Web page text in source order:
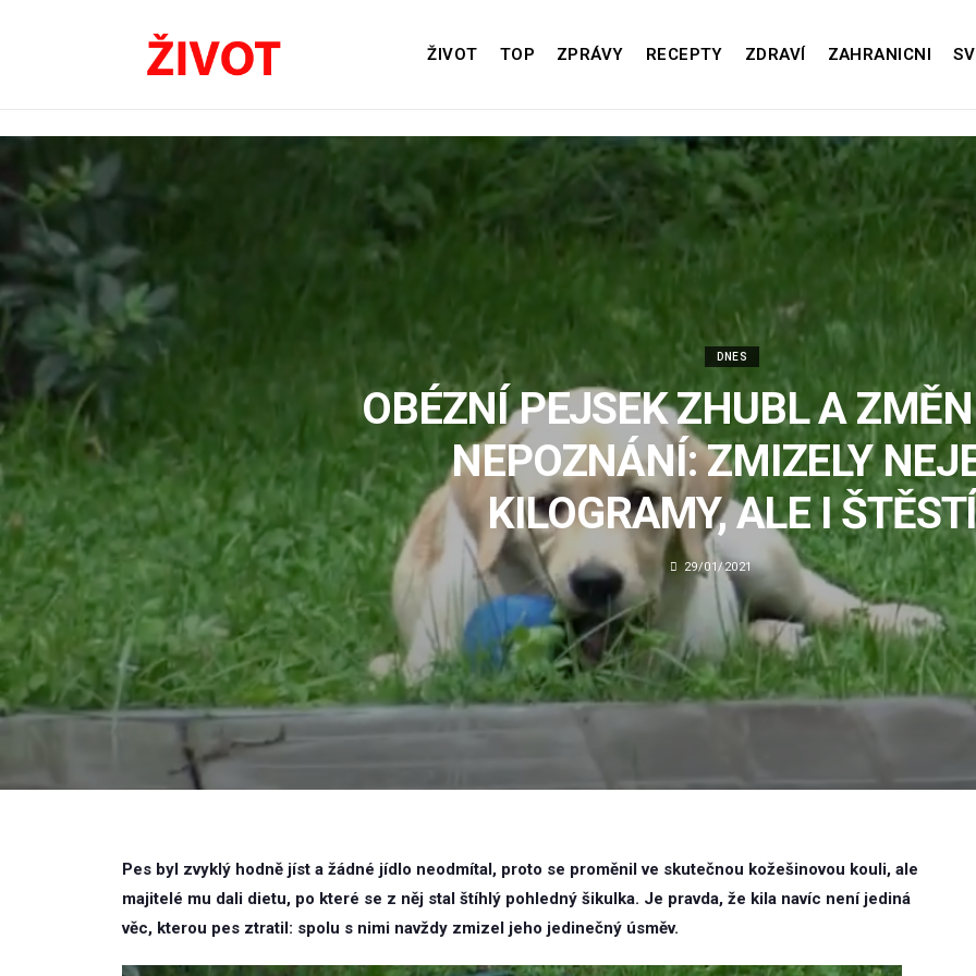
ŽIVOT TOP ZPRÁVY RECEPTY ZDRAVÍ ZAHRANICNI
DNES
OBÉZNÍ PEJSEK ZHUBL A
NEPOZNÁNÍ: ZMIZELY
KILOGRAMY, ALE I
29/01/2021
Pes byl zvyklý hodně jíst a žádné jídlo neodmítal, proto se proměnil ve skutečnou kožešinovou kouli, ale
majitelé mu dali dietu, po které se z něj stal štíhlý pohledný šikulka. Je pravda, že kila navíc není jediná
věc, kterou pes ztratil: spolu s nimi navždy zmizel jeho jedinečný úsměv.